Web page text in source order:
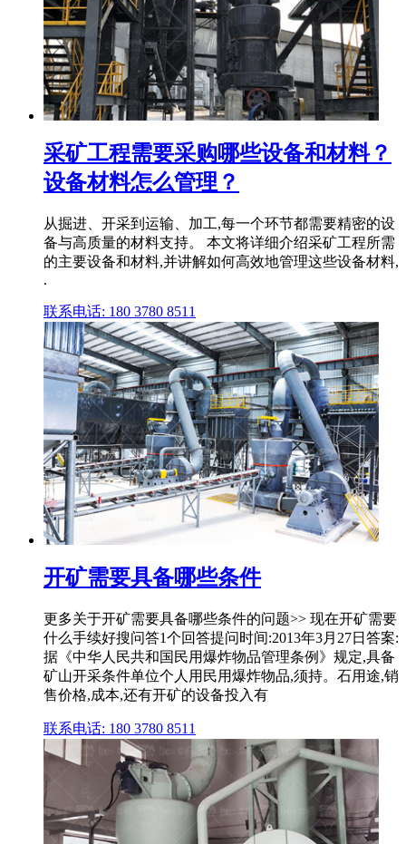
采矿工程需要采购哪些设备和材料？
设备材料怎么管理？
从掘进、开采到运输、加工,每一个环节都需要精密的设
备与高质量的材料支持。 本文将详细介绍采矿工程所需
的主要设备和材料,并讲解如何高效地管理这些设备材料,
.
联系电话: 180 3780 8511
开矿需要具备哪些条件
更多关于开矿需要具备哪些条件的问题>> 现在开矿需要
什么手续好搜问答1个回答提问时间:2013年3月27日答案:
据《中华人民共和国民用爆炸物品管理条例》规定,具备
矿山开采条件单位个人用民用爆炸物品,须持。石用途,销
售价格,成本,还有开矿的设备投入有
联系电话: 180 3780 8511